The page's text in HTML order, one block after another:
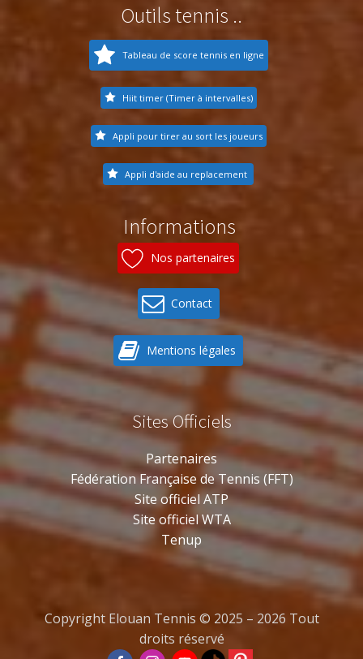
Outils tennis ..
Tableau de score tennis en ligne
Hiit timer (Timer à intervalles)
Appli pour tirer au sort les joueurs
Appli d'aide au replacement
Informations
Nos partenaires
Contact
Mentions légales
Sites Officiels
Partenaires
Fédération Française de Tennis (FFT)
Site officiel ATP
Site officiel WTA
Tenup
Copyright Elouan Tennis © 2025 – 2026 Tout
droits réservé